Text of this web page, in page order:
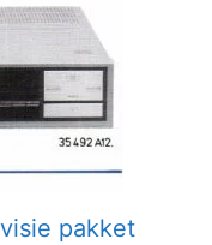
pakket